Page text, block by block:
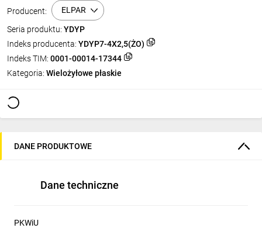
Producent: ELPAR
Seria produktu: YDYP
Indeks producenta: YDYP7-4X2,5(ŻO)
Indeks TIM: 0001-00014-17344
Kategoria: Wielożyłowe płaskie
DANE PRODUKTOWE
Dane techniczne
PKWiU